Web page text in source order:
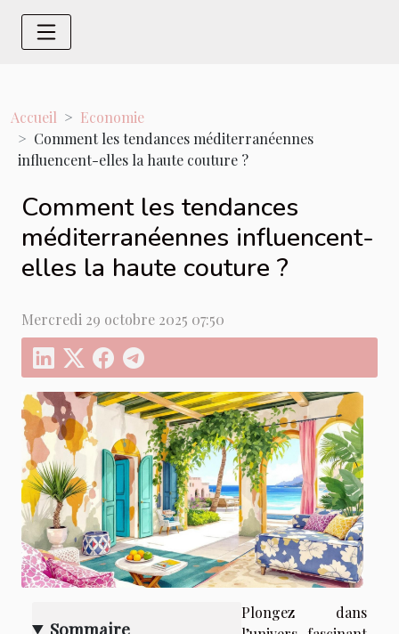
Accueil
Economie
Comment les tendances méditerranéennes
influencent-elles la haute couture ?
Comment les tendances
méditerranéennes influencent-
elles la haute couture ?
Mercredi 29 octobre 2025 07:50
Sommaire
Plongez dans